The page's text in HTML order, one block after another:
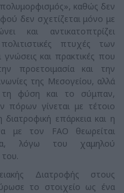
καθώς δεν
δεν σχετίζεται μόνο με
και αντικατοπτρίζει
πτυχές των
και πρακτικές που
προετοιμασία και την
της Μεσογείου, αλλά
φύση και το σύμπαν,
πόρων γίνεται με τέτοιο
επάρκεια και η
με τον FAO θεωρείται
λόγω του χαμηλού
Διατροφής στους
το στοιχείο ως ένα